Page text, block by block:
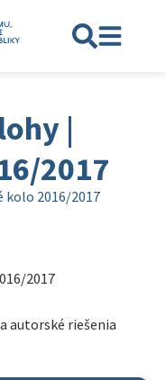
|
2017
kolo 2016/2017
2017
autorské riešenia